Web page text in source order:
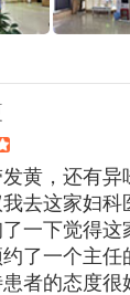
黄，还有异
去这家妇
了一下觉得
了一个主任
者的态度